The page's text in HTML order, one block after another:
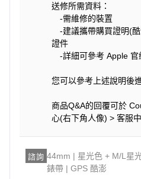
送修所需資料：
-需維修的裝置
-建議攜帶購買證明(
證件
-詳細可參考 Apple 官
您可以參考上述說明後
商品Q&A的回覆可於
心(右下角人像) > 客服
諮詢 44mm | 星光色 + M/L星
錶帶 | GPS 酷澎